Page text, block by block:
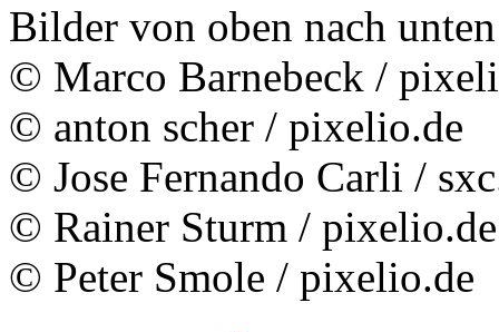
Bilder von oben nach
© Marco Barnebeck /
© anton scher / pixelio.de
© Jose Fernando Carli /
© Rainer Sturm / pixelio.de
© Peter Smole / pixelio.de